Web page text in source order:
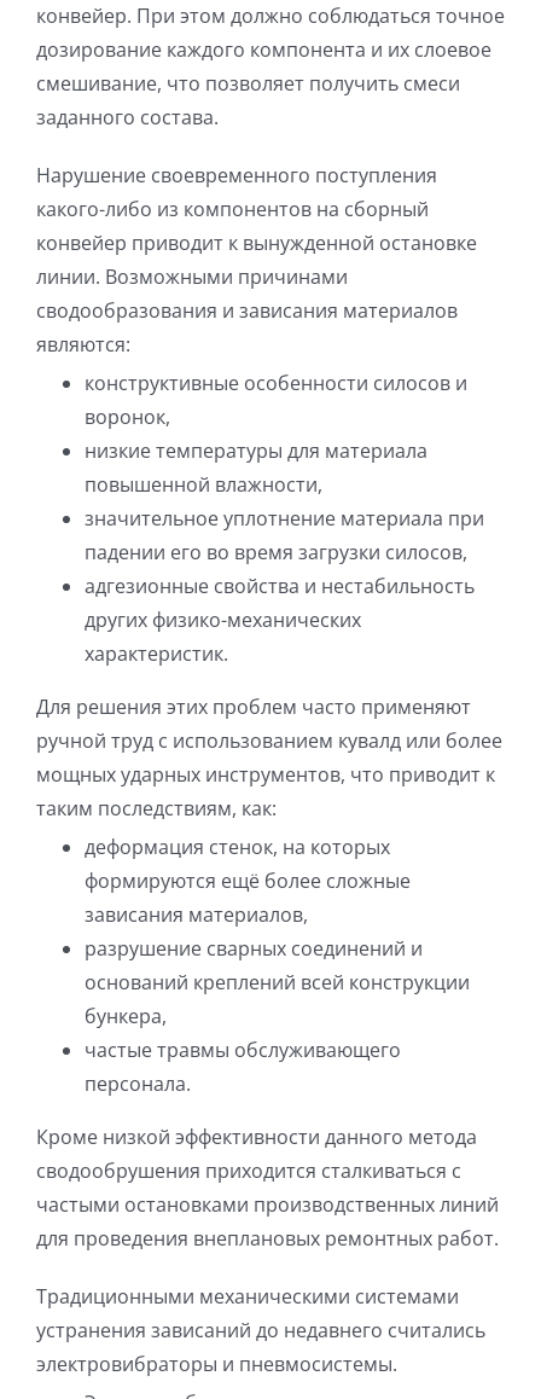
конвейер. При этом должно соблюдаться точное
дозирование каждого компонента и их слоевое
смешивание, что позволяет получить смеси
заданного состава.
Нарушение своевременного поступления
какого-либо из компонентов на сборный
конвейер приводит к вынужденной остановке
линии. Возможными причинами
сводообразования и зависания материалов
являются:
конструктивные особенности силосов и
воронок,
низкие температуры для материала
повышенной влажности,
значительное уплотнение материала при
падении его во время загрузки силосов,
адгезионные свойства и нестабильность
других физико-механических
характеристик.
Для решения этих проблем часто применяют
ручной труд с использованием кувалд или более
мощных ударных инструментов, что приводит к
таким последствиям, как:
деформация стенок, на которых
формируются ещё более сложные
зависания материалов,
разрушение сварных соединений и
оснований креплений всей конструкции
бункера,
частые травмы обслуживающего
персонала.
Кроме низкой эффективности данного метода
сводообрушения приходится сталкиваться с
частыми остановками производственных линий
для проведения внеплановых ремонтных работ.
Традиционными механическими системами
устранения зависаний до недавнего считались
электровибраторы и пневмосистемы.